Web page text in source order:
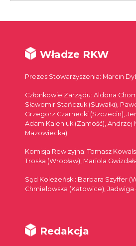
Władze RKW
Prezes Stowarzyszenia: Marcin
Członkowie Zarządu: Aldona
Sławomir Stańczuk (Suwałki),
Grzegorz Czarnecki (Szczecin),
Adam Kaleniuk (Zamość), Andrzej
Mazowiecka)
Komisja Rewizyjna: Tomasz
Troska (Wrocław), Mariola
Sąd Koleżeński: Barbara Szyffer
Chmielowska (Katowice), Jadwiga
Redakcja